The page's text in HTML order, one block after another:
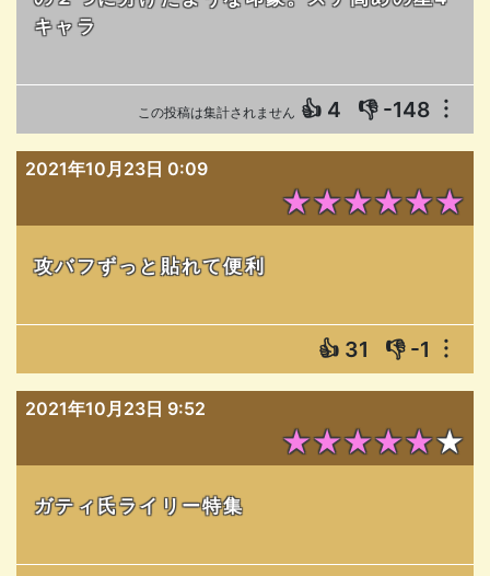
キャラ
この投稿は集計されません 👍 4 👎 -148 ︙
2021年10月23日 0:09
★★★★★★
攻バフずっと貼れて便利
👍 31 👎 -1 ︙
2021年10月23日 9:52
★★★★★★
ガティ氏ライリー特集